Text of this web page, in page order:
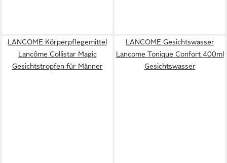
LANCOME Körperpflegemittel
Lancôme Collistar Magic
Gesichtstropfen für Männer
LANCOME Gesichtswasser
Lancome Tonique Confort 400ml
Gesichtswasser